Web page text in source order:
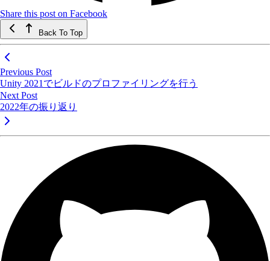
Share this post on Facebook
Back To Top
Previous Post
Unity 2021でビルドのプロファイリングを行う
Next Post
2022年の振り返り